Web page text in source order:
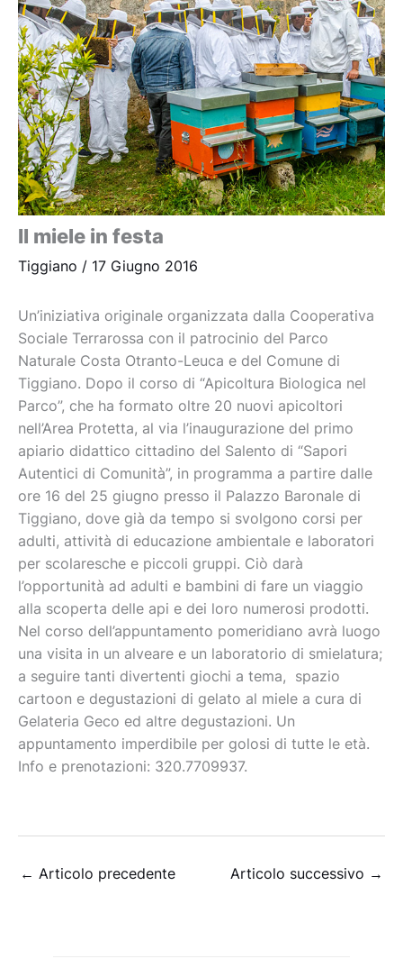
Il miele in festa
Tiggiano / 17 Giugno 2016
Un’iniziativa originale organizzata dalla Cooperativa
Sociale Terrarossa con il patrocinio del Parco
Naturale Costa Otranto-Leuca e del Comune di
Tiggiano. Dopo il corso di “Apicoltura Biologica nel
Parco”, che ha formato oltre 20 nuovi apicoltori
nell’Area Protetta, al via l’inaugurazione del primo
apiario didattico cittadino del Salento di “Sapori
Autentici di Comunità”, in programma a partire dalle
ore 16 del 25 giugno presso il Palazzo Baronale di
Tiggiano, dove già da tempo si svolgono corsi per
adulti, attività di educazione ambientale e laboratori
per scolaresche e piccoli gruppi. Ciò darà
l’opportunità ad adulti e bambini di fare un viaggio
alla scoperta delle api e dei loro numerosi prodotti.
Nel corso dell’appuntamento pomeridiano avrà luogo
una visita in un alveare e un laboratorio di smielatura;
a seguire tanti divertenti giochi a tema, spazio
cartoon e degustazioni di gelato al miele a cura di
Gelateria Geco ed altre degustazioni. Un
appuntamento imperdibile per golosi di tutte le età.
Info e prenotazioni: 320.7709937.
← Articolo precedente Articolo successivo →